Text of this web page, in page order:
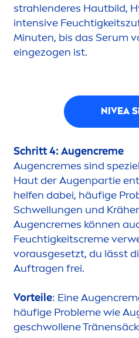
strahlenderes Hautbild,
intensive
Minuten, bis das Serum
eingezogen ist.
NIVEA
Schritt 4: Augencreme
Augencremes sind
Haut der Augenpartie
helfen dabei, häufige
Schwellungen und
Augencremes können
Feuchtigkeitscreme
vorausgesetzt, du lässt
Auftragen frei.
Vorteile: Eine Augen
häufige Probleme wie
geschwollene